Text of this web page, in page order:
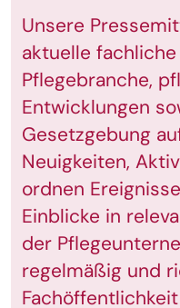
Unsere
aktuelle
Pflegebranche,
Entwicklungen
Gesetzgebung
Neuigkeiten,
ordnen
Einblicke in
der
regelmäßig und